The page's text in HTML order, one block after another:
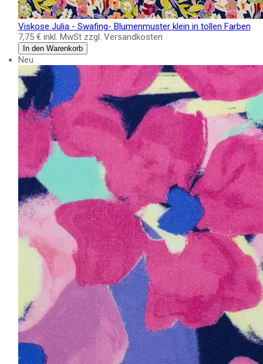
Viskose Julia - Swafing- Blumenmuster klein in tollen Farben
7,75 € inkl. MwSt zzgl. Versandkosten
In den Warenkorb
Neu